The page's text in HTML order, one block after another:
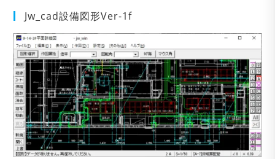
Jw_cad設備図形Ver-1f